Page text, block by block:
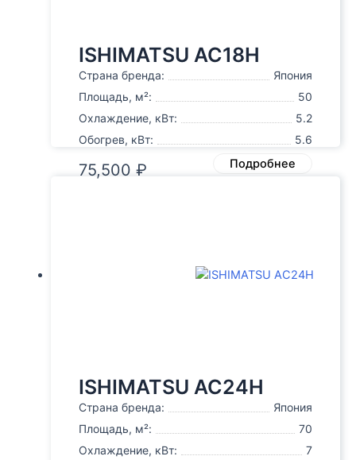
ISHIMATSU AC18H
Страна бренда:
Япония
Площадь, м²:
50
Охлаждение, кВт:
5.2
Обогрев, кВт:
5.6
75,500 ₽ Подробнее
ISHIMATSU AC24H
Страна бренда:
Япония
Площадь, м²:
70
Охлаждение, кВт:
7